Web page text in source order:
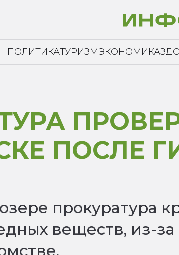
ПОЛИТИКАТУРИЗМЭКОНОМИКА
ПОСЛЕ
прокуратура
веществ, из-